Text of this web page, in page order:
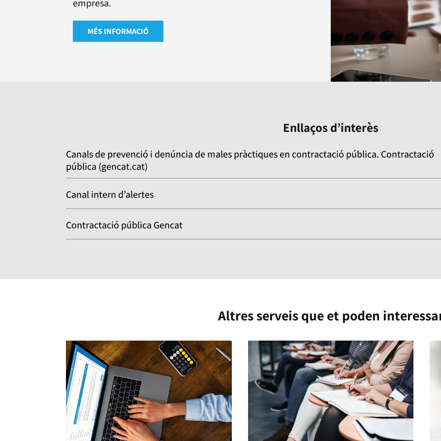
empresa.
MÉS INFORMACIÓ
Enllaços d’interès
Canals de prevenció i denúncia de males pràctiques en contractació pública. Contractació
pública (gencat.cat)
Canal intern d’alertes
Contractació pública Gencat
Altres serveis que et poden